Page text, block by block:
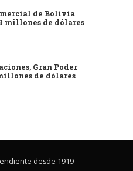
de Bolivia
millones de dólares
Gran Poder
de dólares
desde 1919